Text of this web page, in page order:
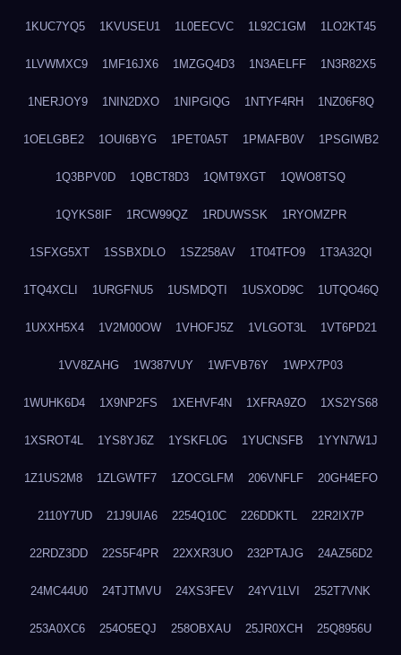
1KUC7YQ5 1KVUSEU1 1L0EECVC 1L92C1GM 1LO2KT45
1LVWMXC9 1MF16JX6 1MZGQ4D3 1N3AELFF 1N3R82X5
1NERJOY9 1NIN2DXO 1NIPGIQG 1NTYF4RH 1NZ06F8Q
1OELGBE2 1OUI6BYG 1PET0A5T 1PMAFB0V 1PSGIWB2
1Q3BPV0D 1QBCT8D3 1QMT9XGT 1QWO8TSQ
1QYKS8IF 1RCW99QZ 1RDUWSSK 1RYOMZPR
1SFXG5XT 1SSBXDLO 1SZ258AV 1T04TFO9 1T3A32QI
1TQ4XCLI 1URGFNU5 1USMDQTI 1USXOD9C 1UTQO46Q
1UXXH5X4 1V2M00OW 1VHOFJ5Z 1VLGOT3L 1VT6PD21
1VV8ZAHG 1W387VUY 1WFVB76Y 1WPX7P03
1WUHK6D4 1X9NP2FS 1XEHVF4N 1XFRA9ZO 1XS2YS68
1XSROT4L 1YS8YJ6Z 1YSKFL0G 1YUCNSFB 1YYN7W1J
1Z1US2M8 1ZLGWTF7 1ZOCGLFM 206VNFLF 20GH4EFO
2110Y7UD 21J9UIA6 2254Q10C 226DDKTL 22R2IX7P
22RDZ3DD 22S5F4PR 22XXR3UO 232PTAJG 24AZ56D2
24MC44U0 24TJTMVU 24XS3FEV 24YV1LVI 252T7VNK
253A0XC6 254O5EQJ 258OBXAU 25JR0XCH 25Q8956U